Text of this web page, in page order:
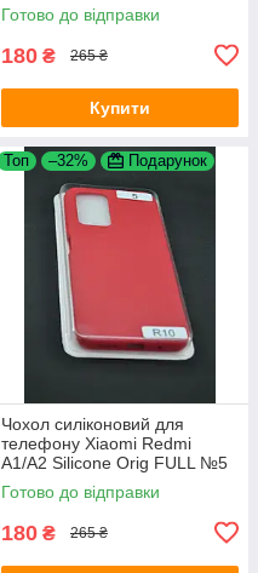
Yellow 4you
Готово до відправки
180 ₴ 265 ₴
Купити
Топ –32% Подарунок
Чохол силіконовий для
телефону Xiaomi Redmi
A1/A2 Silicone Orig FULL №5
red 4you
Готово до відправки
180 ₴ 265 ₴